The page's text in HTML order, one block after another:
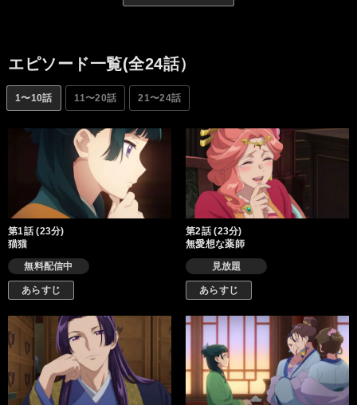
壬氏(ジンシ)は、猫猫を帝の寵妃の毒見役にする。人間には興味が
も、仕事をこなしていく猫猫。稀代の毒好き娘が今日も後宮内を
駆け回る。
エピソード一覧(全24話）
1〜10話 11〜20話 21〜24話
第1話 (23分)
猫猫
無料配信中
あらすじ
第2話 (23分)
無愛想な薬師
見放題
あらすじ